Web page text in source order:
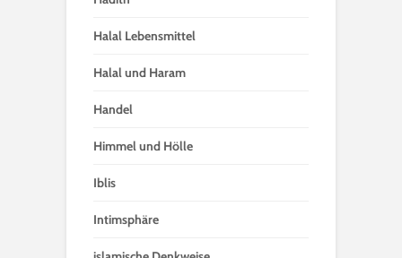
Halal Lebensmittel
Halal und Haram
Handel
Himmel und Hölle
Iblis
Intimsphäre